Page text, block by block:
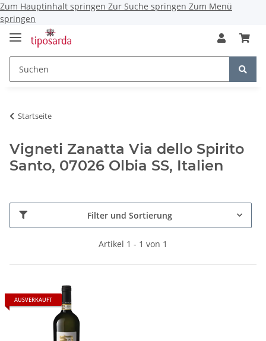
Zum Hauptinhalt springen Zur Suche springen Zum Menü
springen
Startseite
Vigneti Zanatta Via dello Spirito
Santo, 07026 Olbia SS, Italien
Filter und Sortierung
Artikel 1 - 1 von 1
AUSVERKAUFT